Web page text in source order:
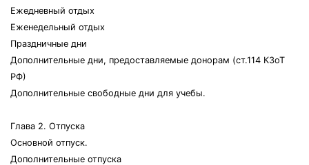
Ежедневный отдых
Еженедельный отдых
Праздничные дни
Дополнительные дни, предоставляемые донорам (ст.114 КЗоТ
РФ)
Дополнительные свободные дни для учебы.
Глава 2. Отпуска
Основной отпуск.
Дополнительные отпуска